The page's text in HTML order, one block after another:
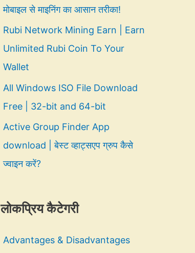
मोबाइल से माइनिंग का आसान तरीका!
Rubi Network Mining Earn | Earn
Unlimited Rubi Coin To Your
Wallet
All Windows ISO File Download
Free | 32-bit and 64-bit
Active Group Finder App
download | बेस्ट व्हाट्सएप ग्रुप कैसे
ज्वाइन करें?
लोकप्रिय कैटेगरी
Advantages & Disadvantages